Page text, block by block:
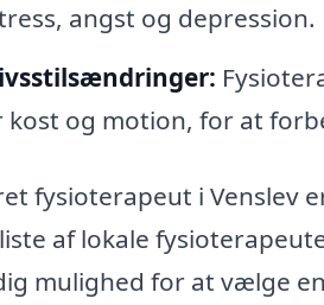
angst og depression.
kost og motion, for at
fysioterapeut i Venslev
af lokale
mulighed for at vælge